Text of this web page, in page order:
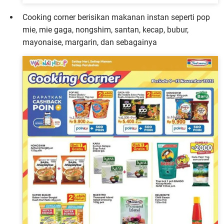
Cooking corner berisikan makanan instan seperti pop
mie, mie gaga, nongshim, santan, kecap, bubur,
mayonaise, margarin, dan sebagainya